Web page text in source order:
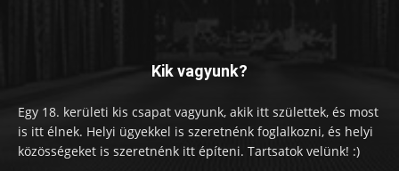
Kik vagyunk?
Egy 18. kerületi kis csapat vagyunk, akik itt születtek, és most
is itt élnek. Helyi ügyekkel is szeretnénk foglalkozni, és helyi
közösségeket is szeretnénk itt építeni. Tartsatok velünk! :)